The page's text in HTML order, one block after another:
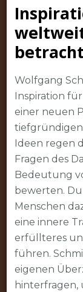
Wolfgang
Inspiration
einer neuen
tiefgründigen
Ideen regen
Fragen des
Bedeutung
bewerten.
Menschen
eine innere
erfüllteres
führen.
eigenen
hinterfragen,